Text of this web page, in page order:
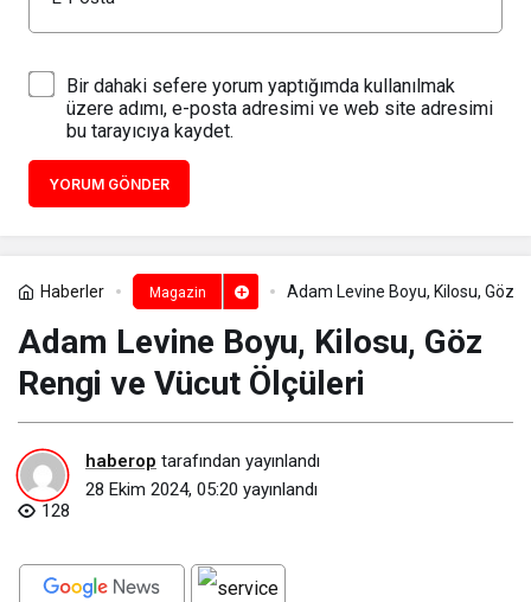
Bir dahaki sefere yorum yaptığımda kullanılmak
üzere adımı, e-posta adresimi ve web site adresimi
bu tarayıcıya kaydet.
YORUM GÖNDER
Haberler Magazin Adam Levine Boyu, Kilosu, Göz
Adam Levine Boyu, Kilosu, Göz
Rengi ve Vücut Ölçüleri
haberop tarafından yayınlandı
28 Ekim 2024, 05:20 yayınlandı
128